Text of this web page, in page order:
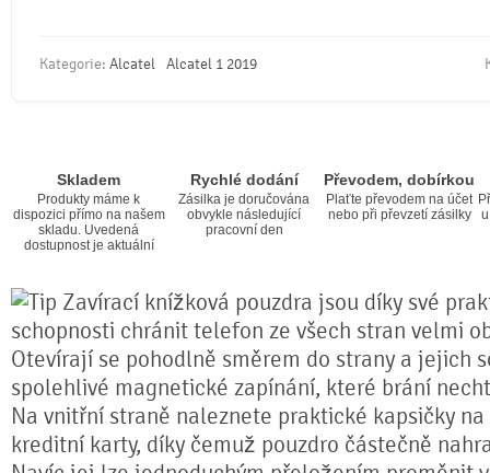
Kategorie: Alcatel Alcatel 1 2019
Skladem
Produkty máme k
dispozici přímo na našem
skladu. Uvedená
dostupnost je aktuální
Rychlé dodání
Zásilka je doručována
obvykle následující
pracovní den
Převodem, dobírkou
Plaťte převodem na účet
nebo při převzetí zásilky
Zavírací knížková pouzdra jsou díky své
schopnosti chránit telefon ze všech stran velmi
Otevírají se pohodlně směrem do strany a jejich
spolehlivé magnetické zapínání, které brání
Na vnitřní straně naleznete praktické kapsičky na
kreditní karty, díky čemuž pouzdro částečně